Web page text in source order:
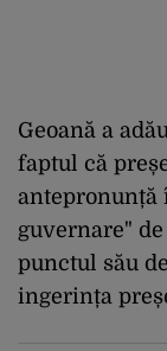
Geoană a
faptul că
antepronunță
guvernare"
punctul său
ingerința